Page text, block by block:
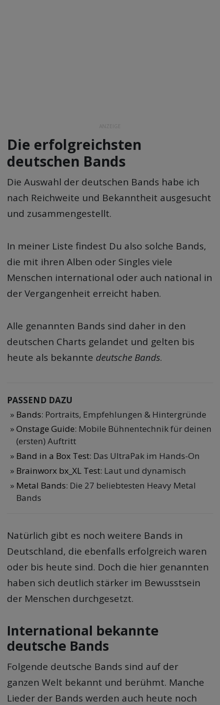
ANZEIGE
Die erfolgreichsten
deutschen Bands
Die Auswahl der deutschen Bands habe ich
nach Reichweite und Bekanntheit ausgesucht
und zusammengestellt.
In meiner Liste findest Du also solche Bands,
die mit ihren Alben oder Singles viele
Menschen international oder auch national in
der Vergangenheit erreicht haben.
Alle genannten Bands sind daher in den
deutschen Charts gelandet und gelten bis
heute als bekannte deutsche Bands.
PASSEND DAZU
Bands: Portraits, Empfehlungen & Hintergründe
Onstage Guide: Mobile Bühnentechnik für deinen
(ersten) Auftritt
Band in a Box Test: Das UltraPak im Hands-On
Brainworx bx_XL Test: Laut und dynamisch
Metal Bands: Die 27 beliebtesten Heavy Metal
Bands
Natürlich gibt es noch weitere Bands in
Deutschland, die ebenfalls erfolgreich waren
oder bis heute sind. Doch die hier genannten
haben sich deutlich stärker im Bewusstsein
der Menschen durchgesetzt.
International bekannte
deutsche Bands
Folgende deutsche Bands sind auf der
ganzen Welt bekannt und berühmt. Manche
Lieder der Bands werden auch heute noch